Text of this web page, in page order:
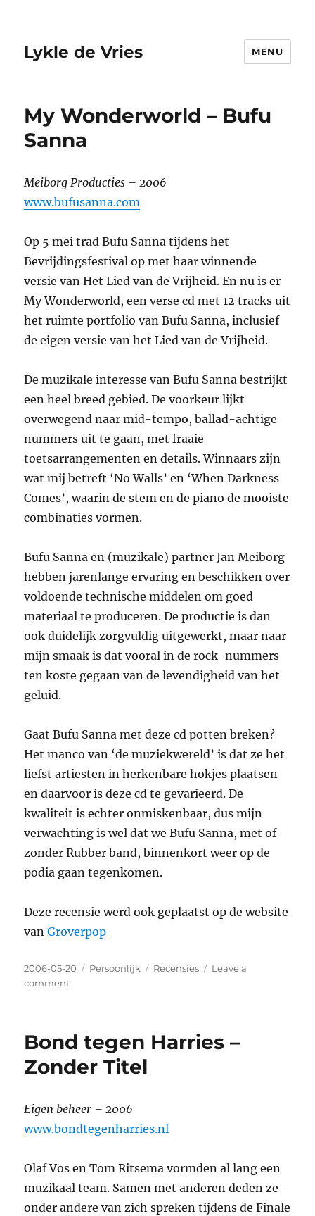
Lykle de Vries MENU
My Wonderworld – Bufu
Sanna
Meiborg Producties – 2006
www.bufusanna.com
Op 5 mei trad Bufu Sanna tijdens het
Bevrijdingsfestival op met haar winnende
versie van Het Lied van de Vrijheid. En nu is er
My Wonderworld, een verse cd met 12 tracks uit
het ruimte portfolio van Bufu Sanna, inclusief
de eigen versie van het Lied van de Vrijheid.
De muzikale interesse van Bufu Sanna bestrijkt
een heel breed gebied. De voorkeur lijkt
overwegend naar mid-tempo, ballad-achtige
nummers uit te gaan, met fraaie
toetsarrangementen en details. Winnaars zijn
wat mij betreft ‘No Walls’ en ‘When Darkness
Comes’, waarin de stem en de piano de mooiste
combinaties vormen.
Bufu Sanna en (muzikale) partner Jan Meiborg
hebben jarenlange ervaring en beschikken over
voldoende technische middelen om goed
materiaal te produceren. De productie is dan
ook duidelijk zorgvuldig uitgewerkt, maar naar
mijn smaak is dat vooral in de rock-nummers
ten koste gegaan van de levendigheid van het
geluid.
Gaat Bufu Sanna met deze cd potten breken?
Het manco van ‘de muziekwereld’ is dat ze het
liefst artiesten in herkenbare hokjes plaatsen
en daarvoor is deze cd te gevarieerd. De
kwaliteit is echter onmiskenbaar, dus mijn
verwachting is wel dat we Bufu Sanna, met of
zonder Rubber band, binnenkort weer op de
podia gaan tegenkomen.
Deze recensie werd ook geplaatst op de website
vanGroverpop
Posted
on
2006-05-20 Categories
Persoonlijk Tags
Recensies
Leave a
comment
Bufu
Sanna
Bond tegen Harries –
Zonder Titel
Eigen beheer – 2006
www.bondtegenharries.nl
Olaf Vos en Tom Ritsema vormden al lang een
muzikaal team. Samen met anderen deden ze
onder andere van zich spreken tijdens de Finale